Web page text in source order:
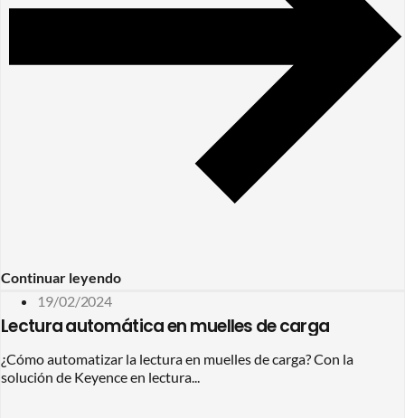
Continuar leyendo
19/02/2024
Lectura automática en muelles de carga
¿Cómo automatizar la lectura en muelles de carga? Con la
solución de Keyence en lectura...